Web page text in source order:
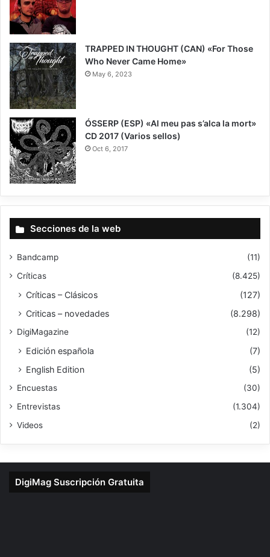
8
TRAPPED IN THOUGHT (CAN) «For Those
Who Never Came Home»
May 6, 2023
8.5
ÓSSERP (ESP) «Al meu pas s’alca la mort»
CD 2017 (Varios sellos)
Oct 6, 2017
Secciones de la web
Bandcamp
(11)
Críticas
(8.425)
Críticas – Clásicos
(127)
Criticas – novedades
(8.298)
DigiMagazine (12)
Edición española
(7)
English Edition
(5)
Encuestas
(30)
Entrevistas
(1.304)
Videos
(2)
DigiMag Suscripción Gratuita